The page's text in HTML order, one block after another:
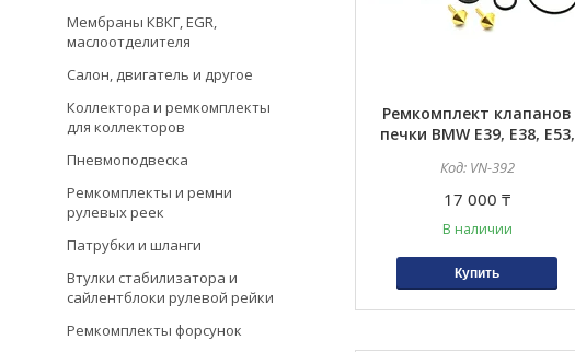
Ремкомплект клапанов
печки BMW E39, E38, E53,
E60, E61, E63, E64 полный
VN-392
17 000 ₸
В наличии
Купить
Мембраны КВКГ, EGR,
маслоотделителя
Салон, двигатель и другое
Коллектора и ремкомплекты
для коллекторов
Пневмоподвеска
Ремкомплекты и ремни
рулевых реек
Патрубки и шланги
Втулки стабилизатора и
сайлентблоки рулевой рейки
Ремкомплекты форсунок